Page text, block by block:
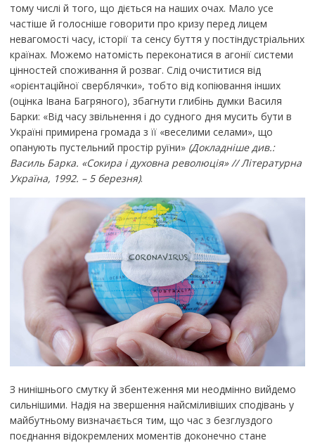
тому числі й того, що діється на наших очах. Мало усе
частіше й голосніше говорити про кризу перед лицем
невагомості часу, історії та сенсу буття у постіндустріальних
країнах. Можемо натомість переконатися в агонії системи
цінностей споживання й розваг. Слід очиститися від
«орієнтаційної сверблячки», тобто від копіювання інших
(оцінка Івана Багряного), збагнути глибінь думки Василя
Барки: «Від часу звільнення і до судного дня мусить бути в
Україні примирена громада з її «веселими селами», що
опанують пустельний простір руїни» (Докладніше див.:
Василь Барка. «Сокира і духовна революція» // Літературна
Україна, 1992. – 5 березня).
З нинішнього смутку й збентеження ми неодмінно вийдемо
сильнішими. Надія на звершення найсміливіших сподівань у
майбутньому визначається тим, що час з безглуздого
поєднання відокремлених моментів доконечно стане